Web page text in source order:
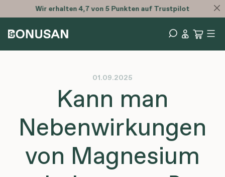
Wir erhalten 4,7 von 5 Punkten auf Trustpilot
01.09.2025
Kann man
Nebenwirkungen
von Magnesium